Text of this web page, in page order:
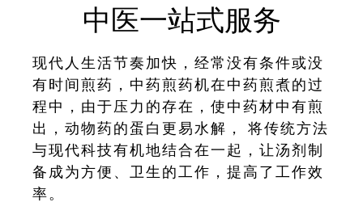
中医一站式服务
现代人生活节奏加快，经常没有条件或没
有时间煎药，中药煎药机在中药煎煮的过
程中，由于压力的存在，使中药材中有煎
出，动物药的蛋白更易水解， 将传统方法
与现代科技有机地结合在一起，让汤剂制
备成为方便、卫生的工作，提高了工作效
率。